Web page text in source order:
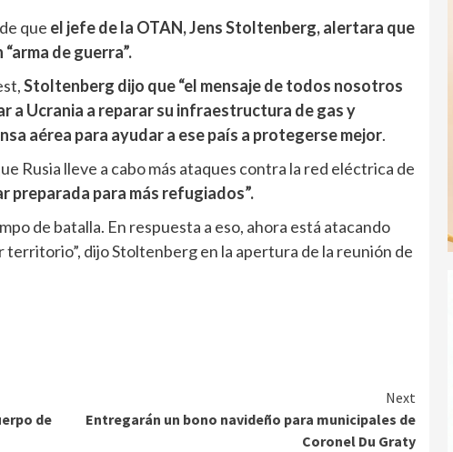
que el jefe de la OTAN, Jens Stoltenberg, alertara que
de guerra”.
Stoltenberg dijo que “el mensaje de todos nosotros
a Ucrania a reparar su infraestructura de gas y
aérea para ayudar a ese país a protegerse mejor.
Rusia lleve a cabo más ataques contra la red eléctrica de
preparada para más refugiados”.
de batalla. En respuesta a eso, ahora está atacando
dijo Stoltenberg en la apertura de la reunión de
de
Next
Entregarán un bono navideño para municipales de
Coronel Du Graty